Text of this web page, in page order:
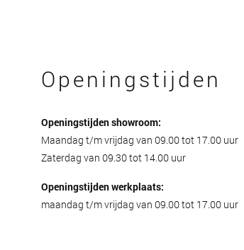
Openingstijden
Openingstijden showroom:
Maandag t/m vrijdag van 09.00 tot 17.00 uur
Zaterdag van 09.30 tot 14.00 uur
Openingstijden werkplaats:
maandag t/m vrijdag van 09.00 tot 17.00 uur